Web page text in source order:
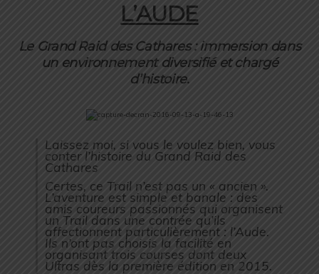
L’AUDE
Le Grand Raid des Cathares : immersion dans
un environnement diversifié et chargé
d’histoire.
Laissez moi, si vous le voulez bien, vous
conter l’histoire du Grand Raid des
Cathares
Certes, ce Trail n’est pas un « ancien ».
L’aventure est simple et banale : des
amis coureurs passionnés qui organisent
un Trail dans une contrée qu’ils
affectionnent particulièrement : l’Aude.
Ils n’ont pas choisis la facilité en
organisant trois courses dont deux
Ultras dès la première édition en 2015.